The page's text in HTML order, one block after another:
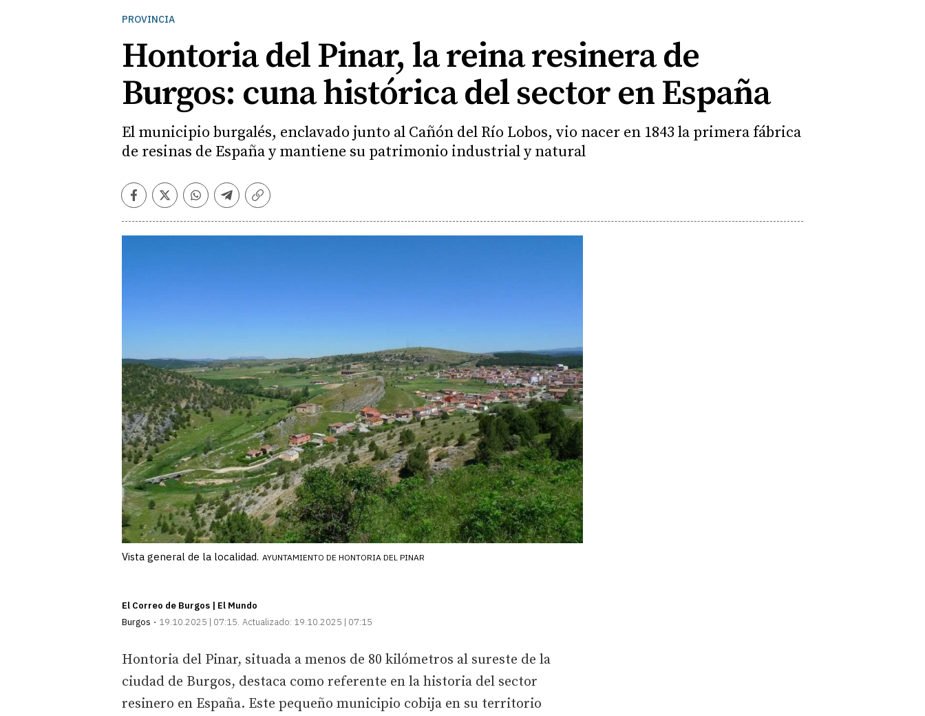
PROVINCIA
Hontoria del Pinar, la reina resinera de
Burgos: cuna histórica del sector en España
El municipio burgalés, enclavado junto al Cañón del Río Lobos, vio nacer en 1843 la primera fábrica
de resinas de España y mantiene su patrimonio industrial y natural
Facebook
TwitterWhatsapp
Telegram
Copiar
Vista general de la localidad. AYUNTAMIENTO DE HONTORIA DEL PINAR
El Correo de Burgos | El Mundo
Burgos
19.10.2025 | 07:15 Actualizado: 19.10.2025 | 07:15
Hontoria del Pinar, situada a menos de 80 kilómetros al sureste de la
ciudad de Burgos, destaca como referente en la historia del sector
resinero en España. Este pequeño municipio cobija en su territorio